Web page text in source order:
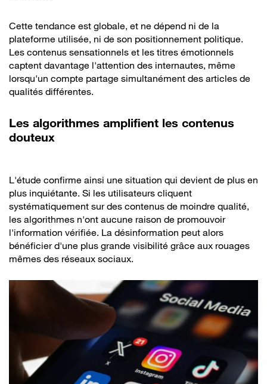
Cette tendance est globale, et ne dépend ni de la
plateforme utilisée, ni de son positionnement politique.
Les contenus sensationnels et les titres émotionnels
captent davantage l'attention des internautes, même
lorsqu'un compte partage simultanément des articles de
qualités différentes.
Les algorithmes amplifient les contenus
douteux
L'étude confirme ainsi une situation qui devient de plus en
plus inquiétante. Si les utilisateurs cliquent
systématiquement sur des contenus de moindre qualité,
les algorithmes n'ont aucune raison de promouvoir
l'information vérifiée. La désinformation peut alors
bénéficier d'une plus grande visibilité grâce aux rouages
mêmes des réseaux sociaux.